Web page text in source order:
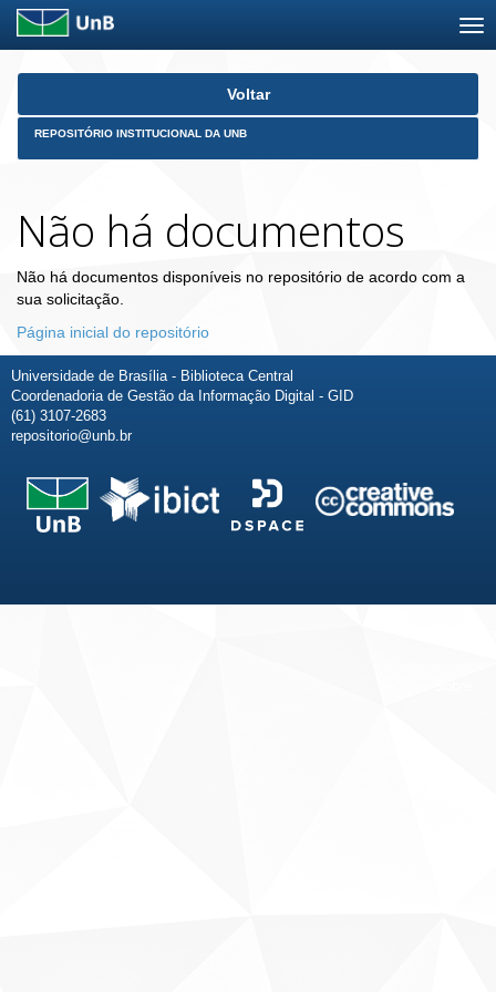
Skip
Voltar
REPOSITÓRIO INSTITUCIONAL DA UNB
Não há documentos
Não há documentos disponíveis no repositório de acordo com a
sua solicitação.
Página inicial do repositório
Universidade de Brasília - Biblioteca Central
Coordenadoria de Gestão da Informação Digital - GID
(61) 3107-2683
repositorio@unb.br